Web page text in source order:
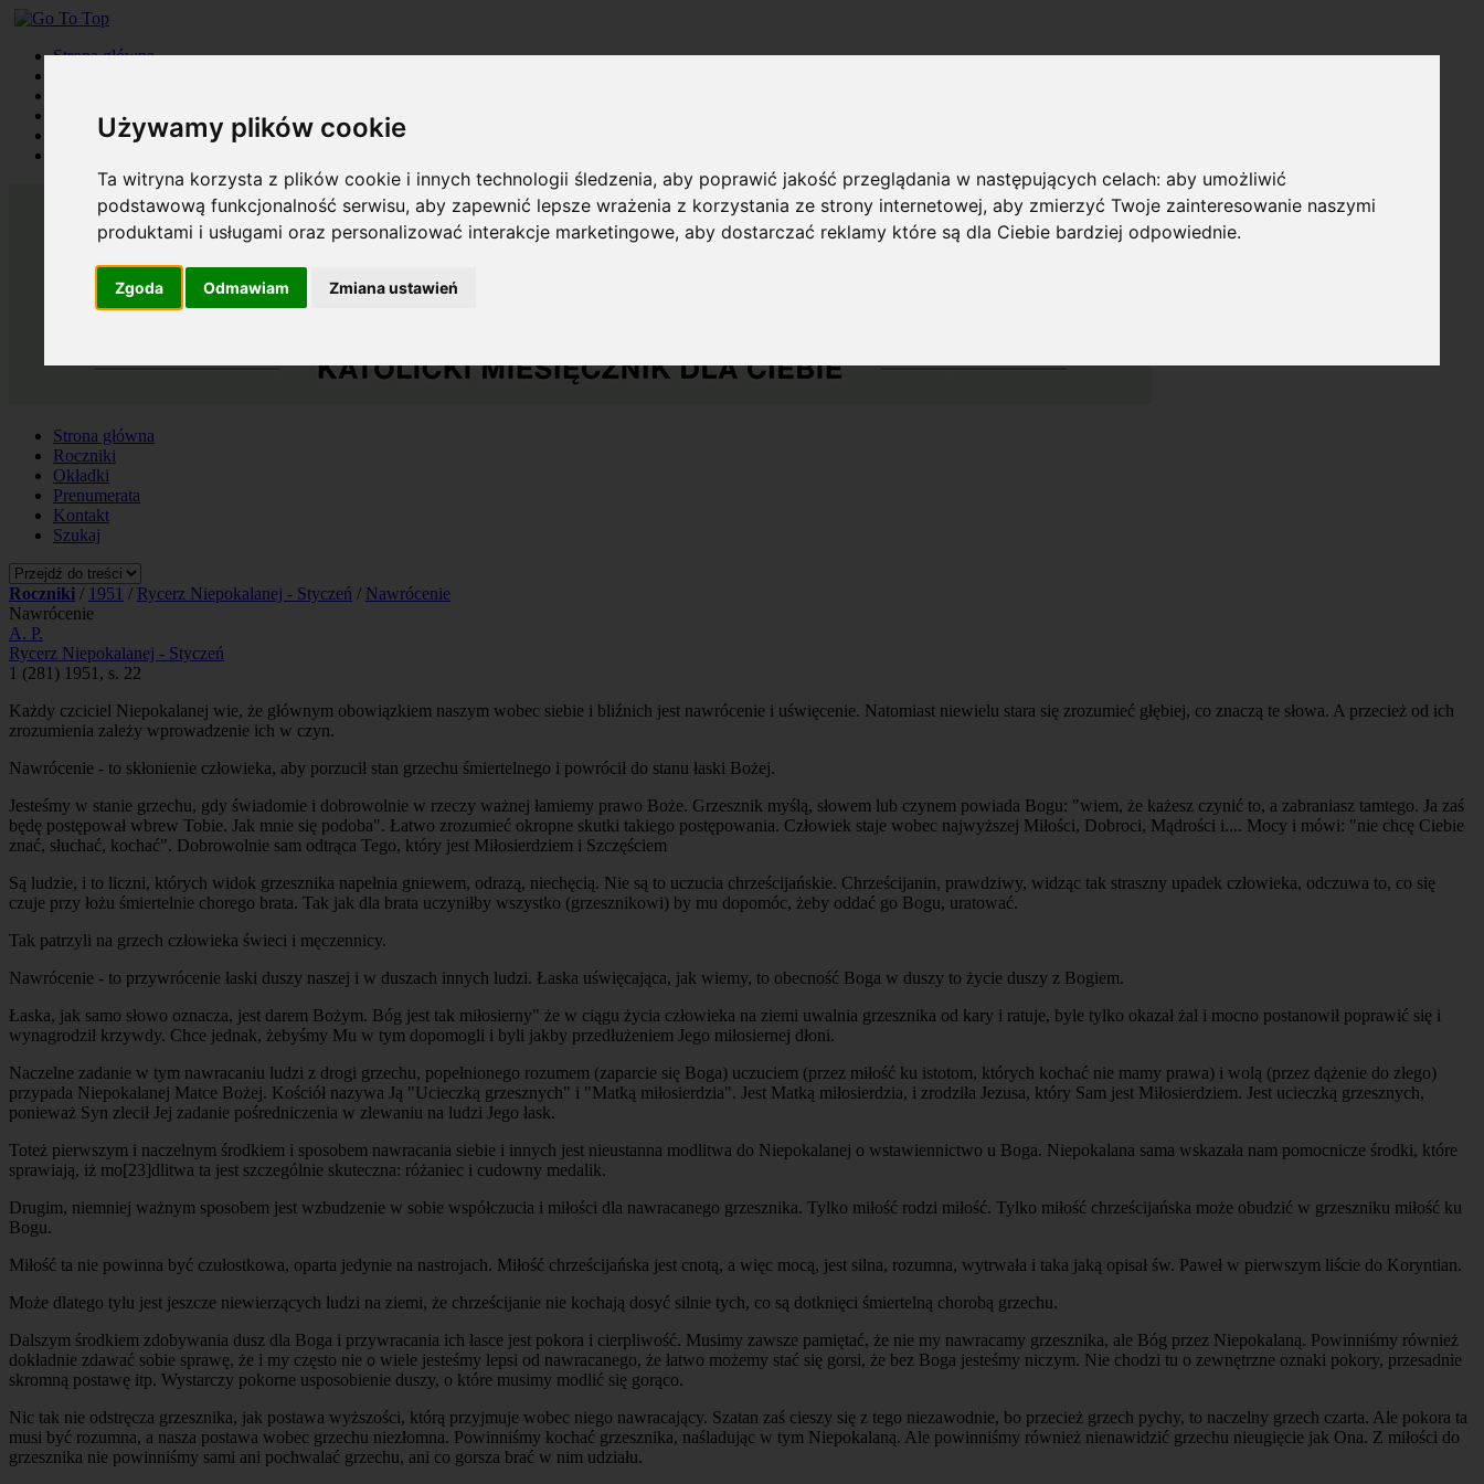
Używamy plików cookie
Ta witryna korzysta z plików cookie i innych technologii śledzenia, aby poprawić jakość przeglądania w następujących celach:aby umożliwić
podstawową funkcjonalność serwisu,aby zapewnić lepsze wrażenia z korzystania ze strony internetowej,aby zmierzyć Twoje zainteresowanie naszymi
produktami i usługami oraz personalizować interakcje marketingowe,aby dostarczać reklamy które są dla Ciebie bardziej odpowiednie.
Zgoda Odmawiam Zmiana ustawień
Strona główna
Prenumerata
Kontakt
Strona główna
Roczniki
Okładki
Prenumerata
Kontakt
Szukaj
Roczniki / 1951 / Rycerz Niepokalanej - Styczeń / Nawrócenie
Nawrócenie
A. P.
Rycerz Niepokalanej - Styczeń
1 (281) 1951, s. 22
Każdy czciciel Niepokalanej wie, że głównym obowiązkiem naszym wobec siebie i bliźnich jest nawrócenie i uświęcenie. Natomiast niewielu stara się zrozumieć głębiej, co znaczą te słowa. A przecież od ich
zrozumienia zależy wprowadzenie ich w czyn.
Nawrócenie - to skłonienie człowieka, aby porzucił stan grzechu śmiertelnego i powrócił do stanu łaski Bożej.
Jesteśmy w stanie grzechu, gdy świadomie i dobrowolnie w rzeczy ważnej łamiemy prawo Boże. Grzesznik myślą, słowem lub czynem powiada Bogu: "wiem, że każesz czynić to, a zabraniasz tamtego. Ja zaś
będę postępował wbrew Tobie. Jak mnie się podoba". Łatwo zrozumieć okropne skutki takiego postępowania. Człowiek staje wobec najwyższej Miłości, Dobroci, Mądrości i.... Mocy i mówi: "nie chcę Ciebie
znać, słuchać, kochać". Dobrowolnie sam odtrąca Tego, który jest Miłosierdziem i Szczęściem
Są ludzie, i to liczni, których widok grzesznika napełnia gniewem, odrazą, niechęcią. Nie są to uczucia chrześcijańskie. Chrześcijanin, prawdziwy, widząc tak straszny upadek człowieka, odczuwa to, co się
czuje przy łożu śmiertelnie chorego brata. Tak jak dla brata uczyniłby wszystko (grzesznikowi) by mu dopomóc, żeby oddać go Bogu, uratować.
Tak patrzyli na grzech człowieka świeci i męczennicy.
Nawrócenie - to przywrócenie łaski duszy naszej i w duszach innych ludzi. Łaska uświęcająca, jak wiemy, to obecność Boga w duszy to życie duszy z Bogiem.
Łaska, jak samo słowo oznacza, jest darem Bożym. Bóg jest tak miłosierny" że w ciągu życia człowieka na ziemi uwalnia grzesznika od kary i ratuje, byle tylko okazał żal i mocno postanowił poprawić się i
wynagrodził krzywdy. Chce jednak, żebyśmy Mu w tym dopomogli i byli jakby przedłużeniem Jego miłosiernej dłoni.
Naczelne zadanie w tym nawracaniu ludzi z drogi grzechu, popełnionego rozumem (zaparcie się Boga) uczuciem (przez miłość ku istotom, których kochać nie mamy prawa) i wolą (przez dążenie do złego)
przypada Niepokalanej Matce Bożej. Kościół nazywa Ją "Ucieczką grzesznych" i "Matką miłosierdzia". Jest Matką miłosierdzia, i zrodziła Jezusa, który Sam jest Miłosierdziem. Jest ucieczką grzesznych,
ponieważ Syn zlecił Jej zadanie pośredniczenia w zlewaniu na ludzi Jego łask.
Toteż pierwszym i naczelnym środkiem i sposobem nawracania siebie i innych jest nieustanna modlitwa do Niepokalanej o wstawiennictwo u Boga. Niepokalana sama wskazała nam pomocnicze środki, które
sprawiają, iż mo[23]dlitwa ta jest szczególnie skuteczna: różaniec i cudowny medalik.
Drugim, niemniej ważnym sposobem jest wzbudzenie w sobie współczucia i miłości dla nawracanego grzesznika. Tylko miłość rodzi miłość. Tylko miłość chrześcijańska może obudzić w grzeszniku miłość ku
Bogu.
Miłość ta nie powinna być czułostkowa, oparta jedynie na nastrojach. Miłość chrześcijańska jest cnotą, a więc mocą, jest silna, rozumna, wytrwała i taka jaką opisał św. Paweł w pierwszym liście do Koryntian.
Może dlatego tylu jest jeszcze niewierzących ludzi na ziemi, że chrześcijanie nie kochają dosyć silnie tych, co są dotknięci śmiertelną chorobą grzechu.
Dalszym środkiem zdobywania dusz dla Boga i przywracania ich łasce jest pokora i cierpliwość. Musimy zawsze pamiętać, że nie my nawracamy grzesznika, ale Bóg przez Niepokalaną. Powinniśmy również
dokładnie zdawać sobie sprawę, że i my często nie o wiele jesteśmy lepsi od nawracanego, że łatwo możemy stać się gorsi, że bez Boga jesteśmy niczym. Nie chodzi tu o zewnętrzne oznaki pokory, przesadnie
skromną postawę itp. Wystarczy pokorne usposobienie duszy, o które musimy modlić się gorąco.
Nic tak nie odstręcza grzesznika, jak postawa wyższości, którą przyjmuje wobec niego nawracający. Szatan zaś cieszy się z tego niezawodnie, bo przecież grzech pychy, to naczelny grzech czarta. Ale pokora ta
musi być rozumna, a nasza postawa wobec grzechu niezłomna. Powinniśmy kochać grzesznika, naśladując w tym Niepokalaną. Ale powinniśmy również nienawidzić grzechu nieugięcie jak Ona. Z miłości do
grzesznika nie powinniśmy sami ani pochwalać grzechu, ani co gorsza brać w nim udziału.